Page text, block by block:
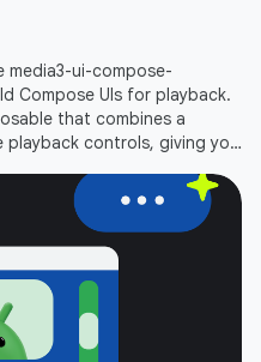
media3-ui-compose-
Compose UIs for playback.
that combines a
playback controls, giving you